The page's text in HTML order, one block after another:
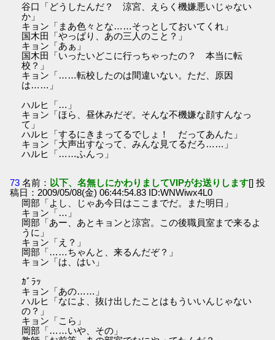
谷口「どうしたんだ？ 涼宮、えらく機嫌悪いじゃない
か」
キョン「まあ色々とな……そっとしておいてくれ」
国木田「やっぱり、あの三人のこと？」
キョン「あぁ」
国木田「いったいどこに行っちゃったの？ 本当に転
校？」
キョン「……転校したのは間違いない。ただ、原因
は……」
ハルヒ「…」
キョン「ほら、昼休みだぞ。そんな不機嫌な顔すんなっ
て」
ハルヒ「するにきまってるでしょ！ だってあんた」
キョン「大声出すなって、みんな見てるだろ……」
ハルヒ「……ふんっ」
73 名前： 以下、名無しにかわりましてVIPがお送りします[] 投
稿日：2009/05/08(金) 06:44:54.83 ID:WNWiwx4L0
岡部「よし、じゃあ今日はここまでだ。また明日」
キョン「…」
岡部「あー、あとキョンと涼宮。この後職員室まで来るよ
うに」
キョン「え？」
岡部「……ちゃんと、来るんだぞ？」
キョン「は、はい」
ｶﾞﾗｯ
キョン「あの……」
ハルヒ「なによ、抜け出したことはもういいんじゃない
の？」
キョン「こら」
岡部「……いや、その」